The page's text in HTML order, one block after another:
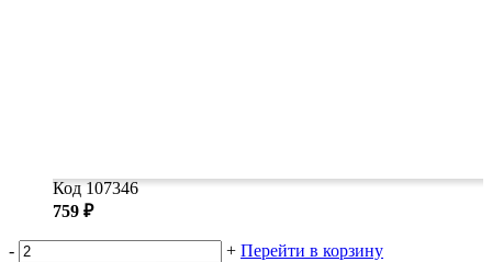
Код 107346
759 ₽
- + Перейти в корзину